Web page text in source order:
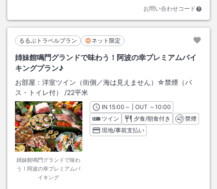
お問い合わせコード
るるぶトラベルプラン ネット限定
姉妹館鳴門グランドで味わう！阿波の幸プレミアムバイ
キングプラン♪
お部屋： 洋室ツイン（街側／海は見えません）☆禁煙（バ
ス・トイレ付）
/22平米
姉妹館鳴門グランドで味わ
う！阿波の幸プレミアムバ
イキング
INチェックイン
15:00 ～ | OUT チェックアウト
～10:00
ツイン
夕食/朝食付き
禁煙
現地/事前支払い